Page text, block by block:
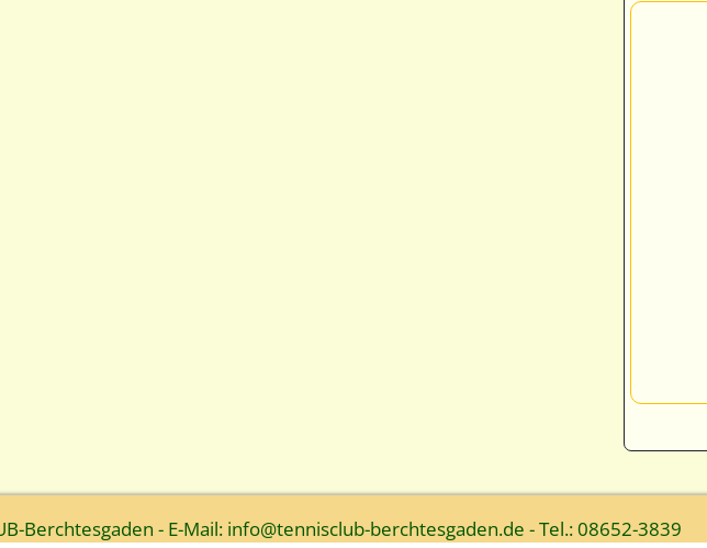
Berchtesgaden - E-Mail: info@tennisclub-berchtesgaden.de - Tel.: 08652-3839